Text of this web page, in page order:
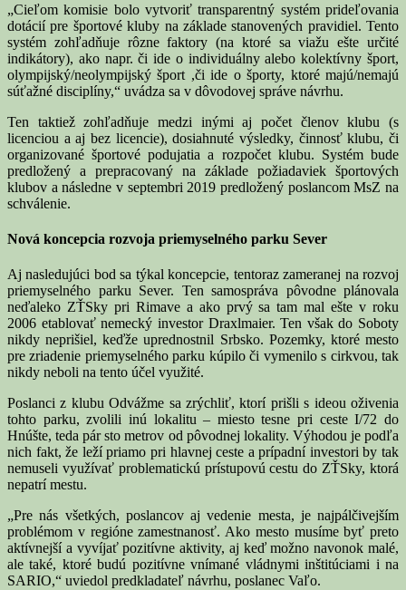
„Cieľom komisie bolo vytvoriť transparentný systém prideľovania
dotácií pre športové kluby na základe stanovených pravidiel. Tento
systém zohľadňuje rôzne faktory (na ktoré sa viažu ešte určité
indikátory), ako napr. či ide o individuálny alebo kolektívny šport,
olympijský/neolympijský šport ,či ide o športy, ktoré majú/nemajú
súťažné disciplíny,“ uvádza sa v dôvodovej správe návrhu.
Ten taktiež zohľadňuje medzi inými aj počet členov klubu (s
licenciou a aj bez licencie), dosiahnuté výsledky, činnosť klubu, či
organizované športové podujatia a rozpočet klubu. Systém bude
predložený a prepracovaný na základe požiadaviek športových
klubov a následne v septembri 2019 predložený poslancom MsZ na
schválenie.
Nová koncepcia rozvoja priemyselného parku Sever
Aj nasledujúci bod sa týkal koncepcie, tentoraz zameranej na rozvoj
priemyselného parku Sever. Ten samospráva pôvodne plánovala
neďaleko ZŤSky pri Rimave a ako prvý sa tam mal ešte v roku
2006 etablovať nemecký investor Draxlmaier. Ten však do Soboty
nikdy neprišiel, keďže uprednostnil Srbsko. Pozemky, ktoré mesto
pre zriadenie priemyselného parku kúpilo či vymenilo s cirkvou, tak
nikdy neboli na tento účel využité.
Poslanci z klubu Odvážme sa zrýchliť, ktorí prišli s ideou oživenia
tohto parku, zvolili inú lokalitu – miesto tesne pri ceste I/72 do
Hnúšte, teda pár sto metrov od pôvodnej lokality. Výhodou je podľa
nich fakt, že leží priamo pri hlavnej ceste a prípadní investori by tak
nemuseli využívať problematickú prístupovú cestu do ZŤSky, ktorá
nepatrí mestu.
„Pre nás všetkých, poslancov aj vedenie mesta, je najpálčivejším
problémom v regióne zamestnanosť. Ako mesto musíme byť preto
aktívnejší a vyvíjať pozitívne aktivity, aj keď možno navonok malé,
ale také, ktoré budú pozitívne vnímané vládnymi inštitúciami i na
SARIO,“ uviedol predkladateľ návrhu, poslanec Vaľo.